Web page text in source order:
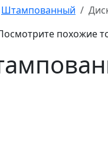
Штампованный
похожие